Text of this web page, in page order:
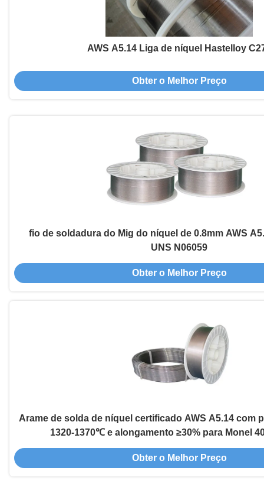
AWS A5.14 Liga de níquel Hastelloy
Obter o Melhor Preço
fio de soldadura do Mig do níquel de 0.8mm AWS
UNS N06059
Obter o Melhor Preço
Arame de solda de níquel certificado AWS A5.14 com
1320-1370℃ e alongamento ≥30% para Monel
Obter o Melhor Preço